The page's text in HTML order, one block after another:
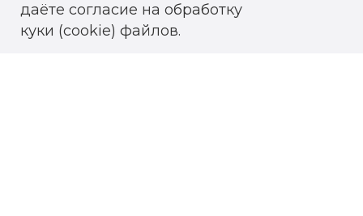
даёте согласие на обработку
куки (cookie) файлов.